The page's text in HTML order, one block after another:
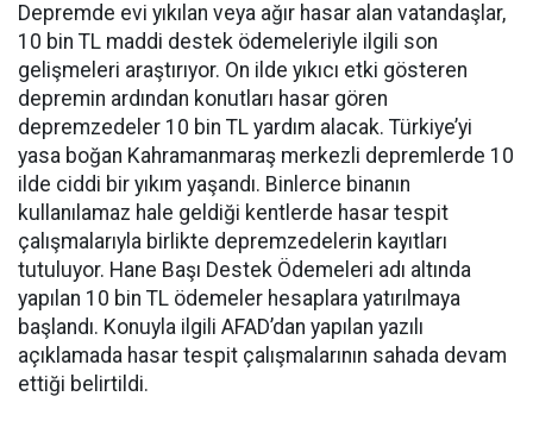
Depremde evi yıkılan veya ağır hasar alan vatandaşlar,
10 bin TL maddi destek ödemeleriyle ilgili son
gelişmeleri araştırıyor. On ilde yıkıcı etki gösteren
depremin ardından konutları hasar gören
depremzedeler 10 bin TL yardım alacak. Türkiye’yi
yasa boğan Kahramanmaraş merkezli depremlerde 10
ilde ciddi bir yıkım yaşandı. Binlerce binanın
kullanılamaz hale geldiği kentlerde hasar tespit
çalışmalarıyla birlikte depremzedelerin kayıtları
tutuluyor. Hane Başı Destek Ödemeleri adı altında
yapılan 10 bin TL ödemeler hesaplara yatırılmaya
başlandı. Konuyla ilgili AFAD’dan yapılan yazılı
açıklamada hasar tespit çalışmalarının sahada devam
ettiği belirtildi.